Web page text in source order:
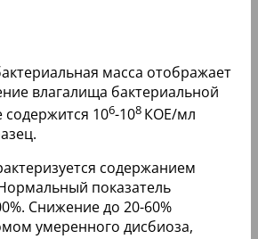
масса отображает
влагалища бактериальной
106-108 КОЕ/мл
содержанием
показатель
Снижение до 20-60%
умеренного дисбиоза,